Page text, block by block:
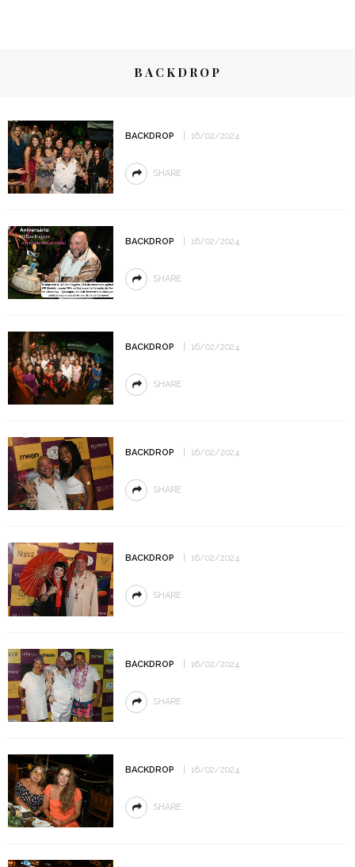
BACKDROP
BACKDROP 16/02/2024
SHARE
BACKDROP 16/02/2024
SHARE
BACKDROP 16/02/2024
SHARE
BACKDROP 16/02/2024
SHARE
BACKDROP 16/02/2024
SHARE
BACKDROP 16/02/2024
SHARE
BACKDROP 16/02/2024
SHARE